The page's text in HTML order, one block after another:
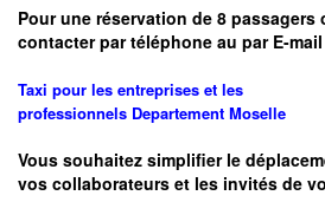
Pour une réservation de 8
contacter par téléphone au par E-mail
Taxi pour les entreprises et les
professionnels Departement Moselle
Vous souhaitez simplifier le
vos collaborateurs et les invités de